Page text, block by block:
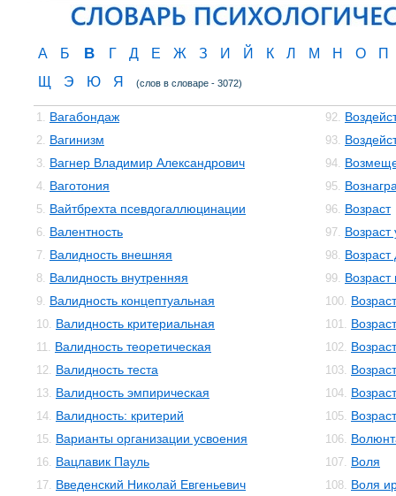
А Б В Г Д Е Ж З И Й К Л М Н О
П
Щ
Э Ю Я (слов в словаре - 3072)
1. Вагабондаж
2. Вагинизм
3. Вагнер Владимир Александрович
4. Ваготония
5. Вайтбрехта псевдогаллюцинации
6. Валентность
7. Валидность внешняя
8. Валидность внутренняя
9. Валидность концептуальная
10. Валидность критериальная
11. Валидность теоретическая
12. Валидность теста
13. Валидность эмпирическая
14. Валидность: критерий
15. Варианты организации усвоения
16. Вацлавик Пауль
17. Введенский Николай Евгеньевич
92.
93.
94.
95.
96. Возраст
97.
98.
99.
100.
101.
102.
103.
104.
105.
106.
107. Воля
108. Воля